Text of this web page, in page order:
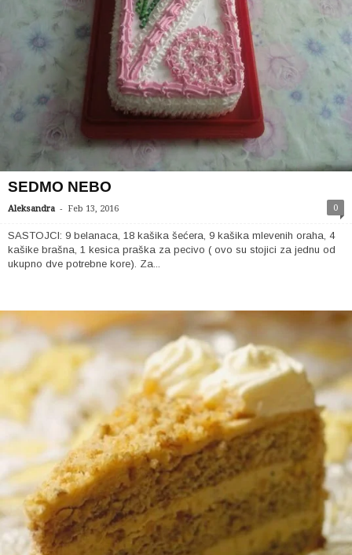
SEDMO NEBO
Aleksandra - Feb 13, 2016 0
SASTOJCI: 9 belanaca, 18 kašika šećera, 9 kašika mlevenih oraha, 4
kašike brašna, 1 kesica praška za pecivo ( ovo su stojici za jednu od
ukupno dve potrebne kore). Za...